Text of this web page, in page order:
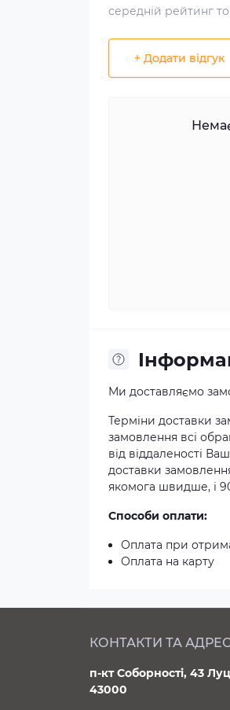
середній рейтинг
+ Додати відгук
Ми доставляємо
Терміни доставки
замовлення всі
від віддаленості
доставки
якомога швидше, і
Способи оплати:
Оплата при
Оплата на карту
КОНТАКТИ ТА
п-кт Соборності, 43
43000